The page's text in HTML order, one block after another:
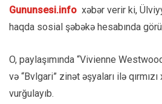
Gununsesi.info xəbər verir ki,
haqda sosial şəbəkə hesabında
O, paylaşımında “Vivienne
və “Bvlgari” zinət əşyaları ilə qırmızı
vurğulayıb.